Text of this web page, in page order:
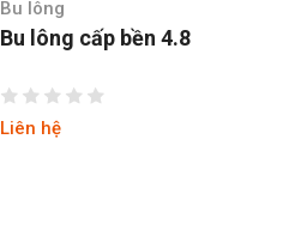
Bu lông
Bu lông cấp bền 4.8
Liên hệ